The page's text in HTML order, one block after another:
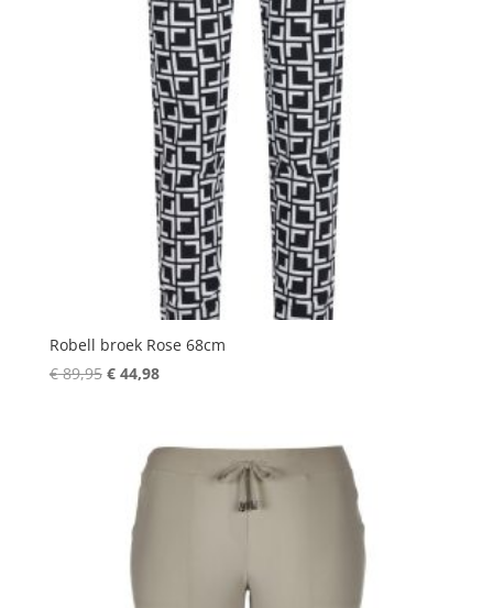
Robell broek Rose 68cm
€89,95 Oorspronkelijke
€ 89,95.
€44,98Huidige
€ 44,98.